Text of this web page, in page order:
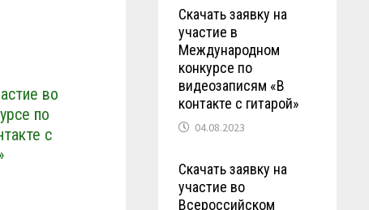
во
по
с
Скачать заявку на
участие в
Международном
конкурсе по
видеозаписям «В
контакте с гитарой»
04.08.2023
Скачать заявку на
участие во
Всероссийском